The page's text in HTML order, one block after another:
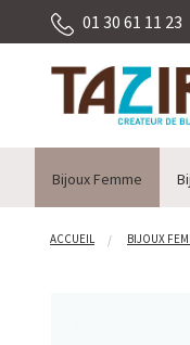
01 30 61 11 23
Bijoux Femme
ACCUEIL BIJOUX